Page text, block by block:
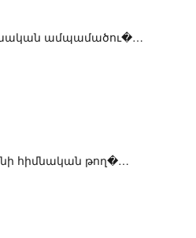
ամպամածու�…
հիմնական թող�…